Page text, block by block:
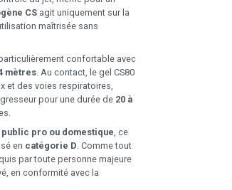
CS agit uniquement sur la
maîtrisée sans
confortable avec
mètres . Au contact, le gel CS80
et des voies respiratoires,
pour une durée de 20 à
public pro ou domestique , ce
en catégorie D . Comme tout
par toute personne majeure
en conformité avec la